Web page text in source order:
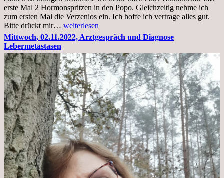
erste Mal 2 Hormonspritzen in den Popo. Gleichzeitig nehme ich
zum ersten Mal die Verzenios ein. Ich hoffe ich vertrage alles gut.
Bitte drückt mir… Mittwoch,
09.11.2022
weiterlesen
Mittwoch, 02.11.2022, Arztgespräch und Diagnose
Lebermetastasen